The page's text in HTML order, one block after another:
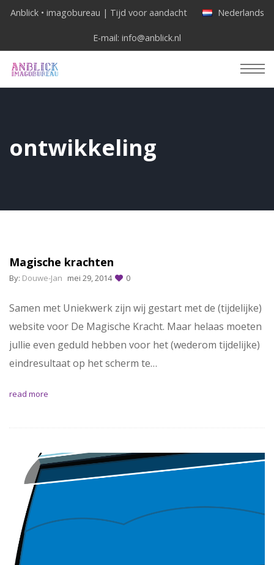
Anblick • imagobureau | Tijd voor aandacht Nederlands
E-mail: info@anblick.nl
ontwikkeling
Magische krachten
By: Douwe-Jan mei 29, 2014 0
Samen met Uniekwerk zijn wij gestart met de (tijdelijke)
website voor De Magische Kracht. Maar helaas moeten
jullie even geduld hebben voor het (wederom tijdelijke)
eindresultaat op het scherm te…
read more